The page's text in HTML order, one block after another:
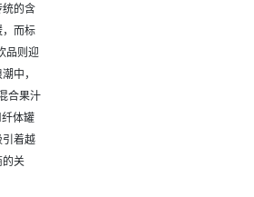
的含
而标
品则迎
中，
合果汁
体罐
着越
的关